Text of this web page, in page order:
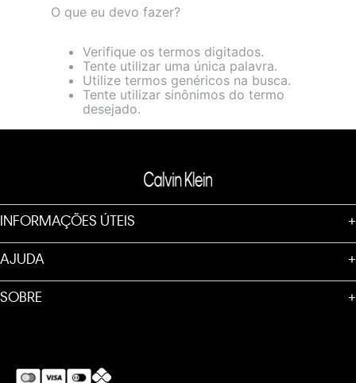
fornecer a você toda a funcionalidade do site, incluindo,
entre outros, a capacidade de comprar um item em nossa
Cookies acesse o link.
O que eu devo fazer?
Verifique os termos digitados.
Tente utilizar uma única palavra.
Utilize termos genéricos na busca.
Tente utilizar sinônimos do termo
desejado.
INFORMAÇÕES ÚTEIS +
AJUDA +
SOBRE +